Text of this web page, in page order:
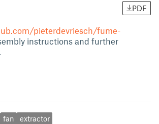
PDF
pieterdevriesch/fume-
instructions and further
fan extractor